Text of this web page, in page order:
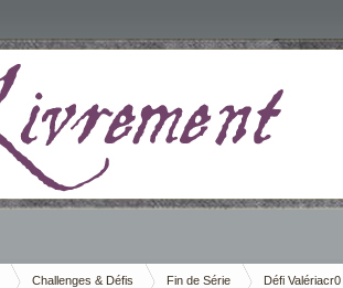
Challenges & Défis Fin de Série Défi Valériacr0